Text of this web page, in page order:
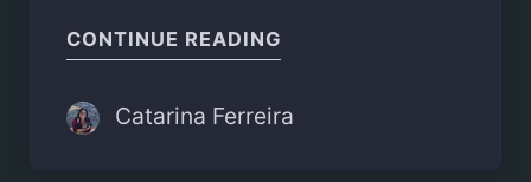
CONTINUE READING
Catarina Ferreira